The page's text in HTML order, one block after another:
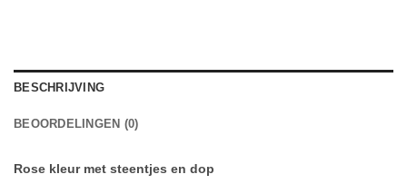
BESCHRIJVING
BEOORDELINGEN (0)
Rose kleur met steentjes en dop